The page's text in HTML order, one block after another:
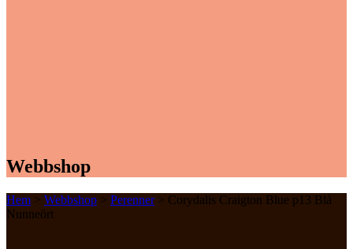
Webbshop
Hem > Webbshop > Perenner> Corydalis Craigton Blue p13 Blå
Nunneört